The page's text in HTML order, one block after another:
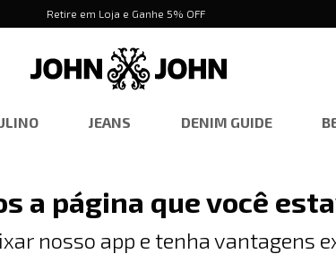
Retire em Loja e Ganhe 5% OFF
JEANS DENIM GUIDE
a página que você
nosso app e tenha vantagens